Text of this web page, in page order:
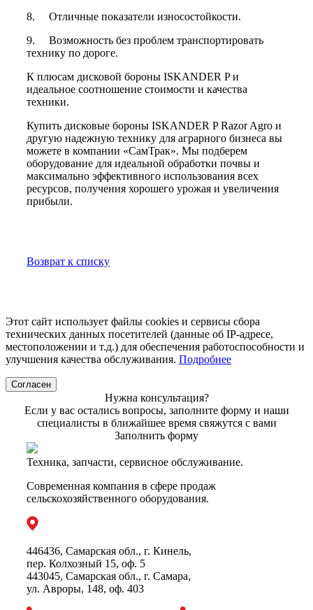
8. Отличные показатели износостойкости.
9. Возможность без проблем транспортировать
технику по дороге.
К плюсам дисковой бороны ISKANDER P и
идеальное соотношение стоимости и качества
техники.
Купить дисковые бороны ISKANDER P Razor Agro и
другую надежную технику для аграрного бизнеса вы
можете в компании «СамТрак». Мы подберем
оборудование для идеальной обработки почвы и
максимально эффективного использования всех
ресурсов, получения хорошего урожая и увеличения
прибыли.
Возврат к списку
Этот сайт использует файлы cookies и сервисы сбора
технических данных посетителей (данные об IP-адресе,
местоположении и т.д.) для обеспечения работоспособности и
улучшения качества обслуживания. Подробнее
Согласен
Нужна консультация?
Если у вас остались вопросы, заполните форму и наши
специалисты в ближайшее время свяжутся с вами
Заполнить форму
Техника, запчасти, сервисное обслуживание.
Современная компания в сфере продаж
сельскохозяйственного оборудования.
446436, Самарская обл., г. Кинель,
пер. Колхозный 15, оф. 5
443045, Самарская обл., г. Самара,
ул. Авроры, 148, оф. 403